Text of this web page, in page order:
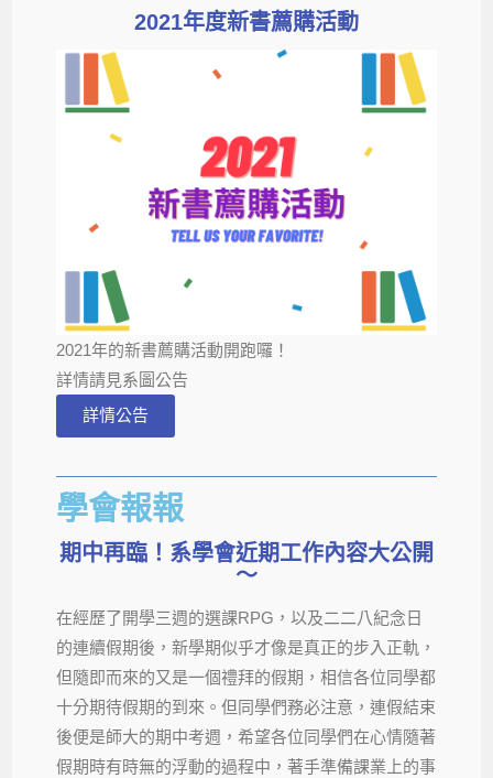
2021年度新書薦購活動
2021年的新書薦購活動開跑囉！
詳情請見系圖公告
詳情公告
學會報報
期中再臨！系學會近期工作內容大公開
～
在經歷了開學三週的選課RPG，以及二二八紀念日
的連續假期後，新學期似乎才像是真正的步入正軌，
但隨即而來的又是一個禮拜的假期，相信各位同學都
十分期待假期的到來。但同學們務必注意，連假結束
後便是師大的期中考週，希望各位同學們在心情隨著
假期時有時無的浮動的過程中，著手準備課業上的事